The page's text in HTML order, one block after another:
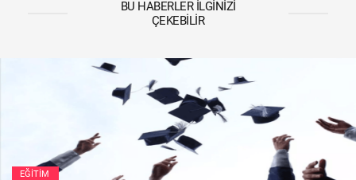
BU HABERLER İLGINIZI
ÇEKEBILIR
EĞITIM